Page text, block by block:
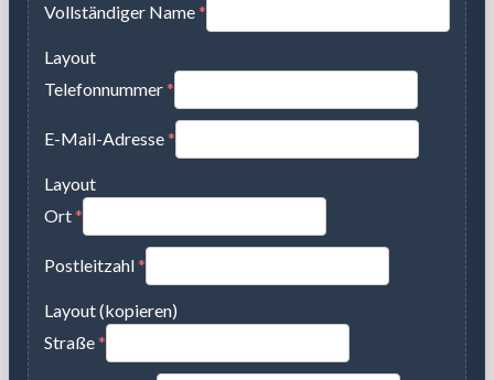
Vollständiger Name*
Layout
Telefonnummer*
E-Mail-Adresse*
Layout
Ort*
Postleitzahl*
Layout (kopieren)
Straße*